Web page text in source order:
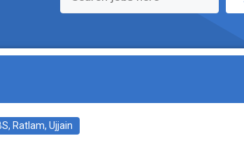
, Ratlam,Ujjain